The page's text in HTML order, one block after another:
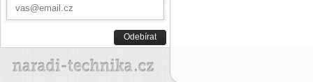
Odebírat